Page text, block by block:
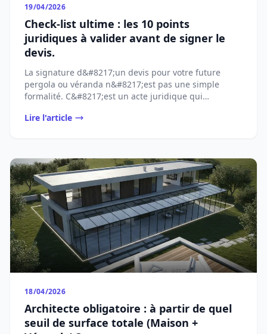
19/04/2026
Check-list ultime : les 10 points
juridiques à valider avant de signer le
devis.
La signature d&#8217;un devis pour votre future
pergola ou véranda n&#8217;est pas une simple
formalité. C&#8217;est un acte juridique qui
Lire l'article
18/04/2026
Architecte obligatoire : à partir de quel
seuil de surface totale (Maison +